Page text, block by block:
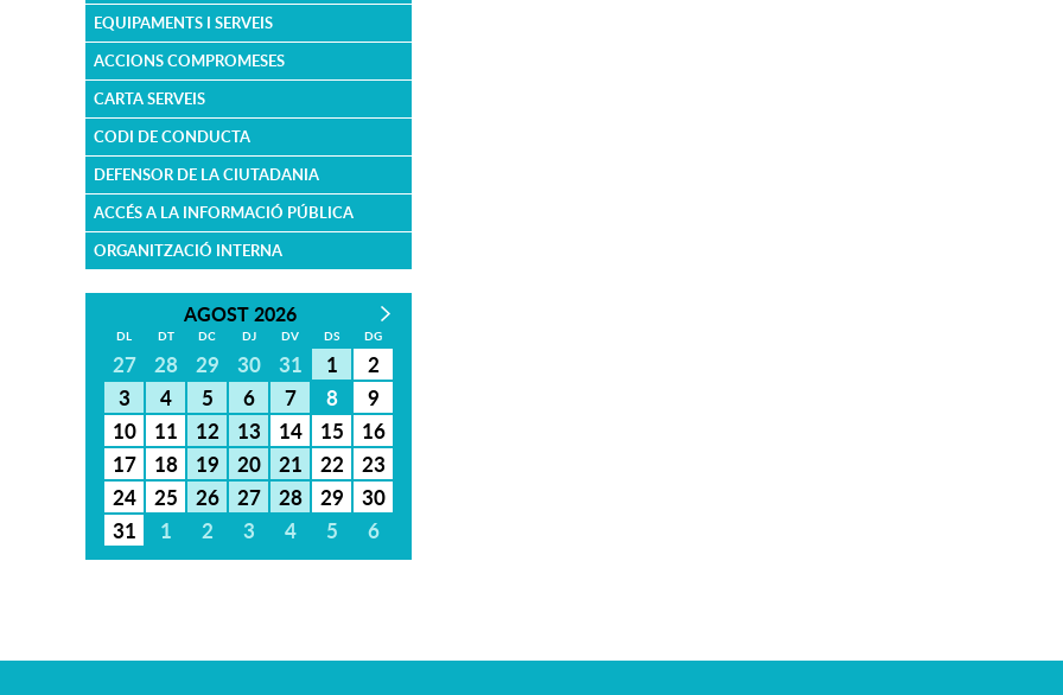
EQUIPAMENTS I SERVEIS
ACCIONS COMPROMESES
CARTA SERVEIS
CODI DE CONDUCTA
DEFENSOR DE LA CIUTADANIA
ACCÉS A LA INFORMACIÓ PÚBLICA
ORGANITZACIÓ INTERNA
AGOST 2026
DL DT DC DJ DV DS DG
27 28 29 30 31 1
2
3
4 5 6 7 8
9
10
11 12 13 14 15
16
17
18 19 20 21 22
23
24
25 26 27 28 29
30
31
1 2 3 4 5 6